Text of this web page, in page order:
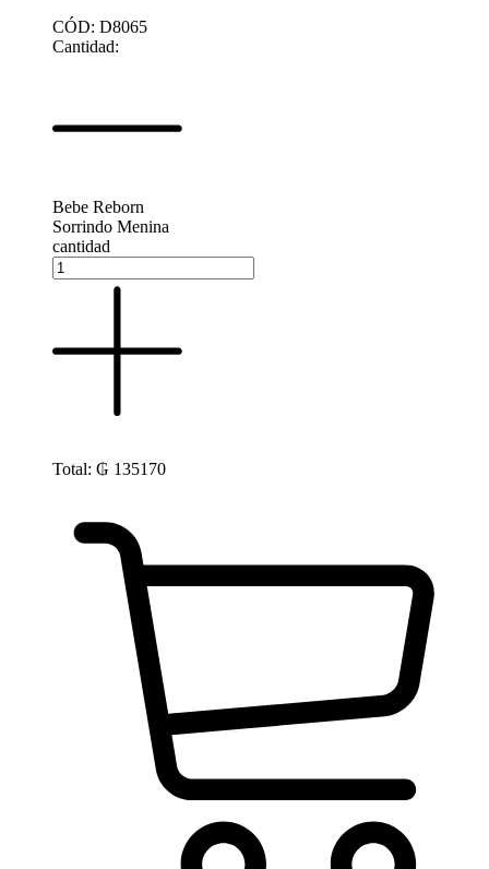
CÓD: D8065
Cantidad:
Bebe Reborn
Sorrindo Menina
cantidad
Total: ₲ 135170